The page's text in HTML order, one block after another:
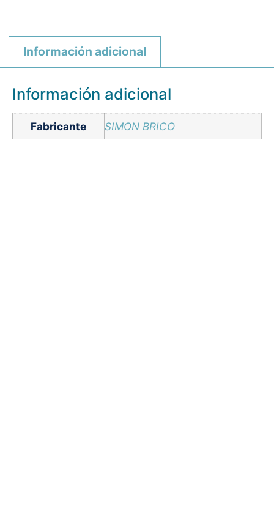
Información adicional
Información adicional
Fabricante SIMON BRICO